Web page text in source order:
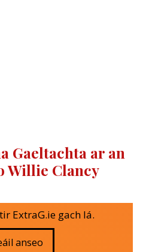
Gaeltachta ar an
Willie Clancy
ExtraG.ie gach lá.
anseo